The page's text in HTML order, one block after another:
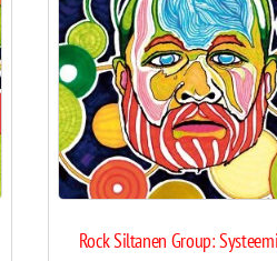
Rock Siltanen Group: